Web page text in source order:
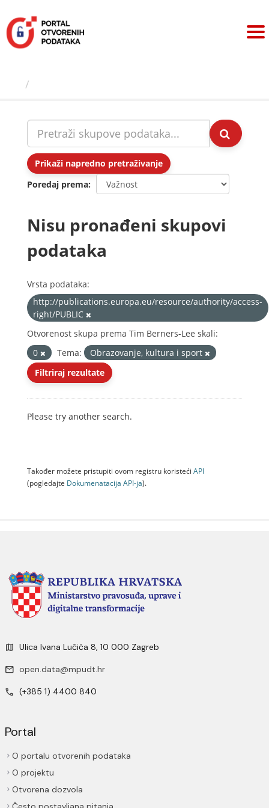
sadržaj
Prikaži napredno pretraživanje
Poredaj prema
Nisu pronađeni skupovi
podataka
Vrsta podataka:
http://publications.europa.eu/resource/authority/access-
right/PUBLIC
Otvorenost skupa prema Tim Berners-Lee skali:
0
Tema:
Obrazovanje, kultura i sport
Filtriraj rezultate
Please try another search.
Također možete pristupiti ovom registru koristeći API
(pogledajte Dokumenаtаcijа API-jа).